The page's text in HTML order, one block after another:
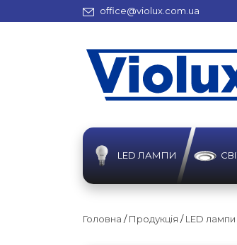
office@violux.com.ua
LED ЛАМПИ
Головна /Продукція /LED лампи